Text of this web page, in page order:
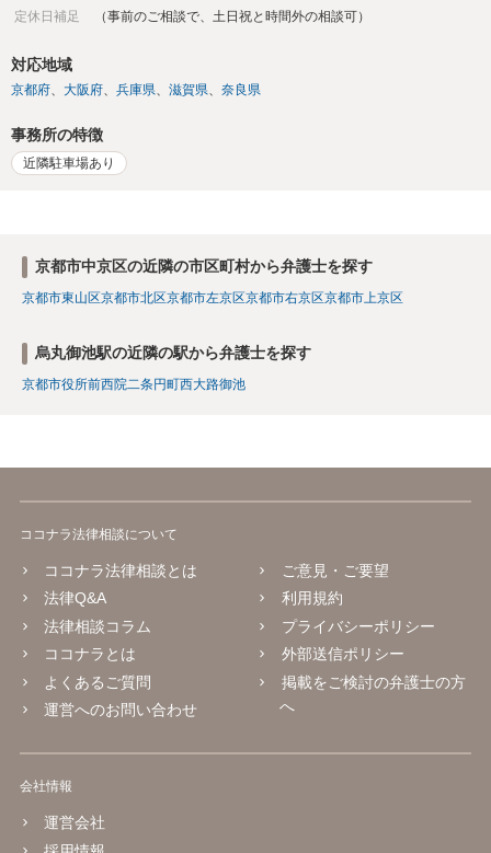
定休日補足
（事前のご相談で、土日祝と時間外の相談可）
対応地域
京都府 大阪府 兵庫県 滋賀県 奈良県
事務所の特徴
近隣駐車場あり
京都市中京区の近隣の市区町村から弁護士を探す
京都市東山区京都市北区京都市左京区京都市右京区京都市上京区
烏丸御池駅の近隣の駅から弁護士を探す
京都市役所前西院二条 円町西大路御池
ココナラ法律相談について
ココナラ法律相談とは
法律Q&A
法律相談コラム
ココナラとは
よくあるご質問
運営へのお問い合わせ
ご意見・ご要望
利用規約
プライバシーポリシー
外部送信ポリシー
掲載をご検討の弁護士の方
へ
会社情報
運営会社